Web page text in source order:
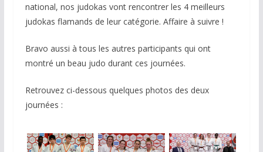
national, nos judokas vont rencontrer les 4 meilleurs
judokas flamands de leur catégorie. Affaire à suivre !
Bravo aussi à tous les autres participants qui ont
montré un beau judo durant ces journées.
Retrouvez ci-dessous quelques photos des deux
journées :